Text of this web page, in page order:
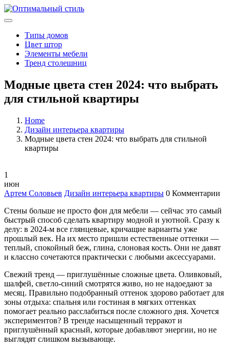
Типы домов
Цвет штор
Элементы мебели
Тренд столешниц
Модные цвета стен 2024: что выбрать
для стильной квартиры
Home
Дизайн интерьера квартиры
Модные цвета стен 2024: что выбрать для стильной
квартиры
1
июн
Артем Соловьев Дизайн интерьера квартиры 0 Комментарии
Стены больше не просто фон для мебели — сейчас это самый
быстрый способ сделать квартиру модной и уютной. Сразу к
делу: в 2024-м все глянцевые, кричащие варианты уже
прошлый век. На их место пришли естественные оттенки —
теплый, спокойный беж, глина, слоновая кость. Они не давят
и классно сочетаются практически с любыми аксессуарами.
Свежий тренд — приглушённые сложные цвета. Оливковый,
шалфей, светло-синий смотрятся живо, но не надоедают за
месяц. Правильно подобранный оттенок здорово работает для
зоны отдыха: спальня или гостиная в мягких оттенках
помогает реально расслабиться после сложного дня. Хочется
экспериментов? В тренде насыщенный терракот и
приглушённый красный, которые добавляют энергии, но не
выглядят слишком вызывающе.